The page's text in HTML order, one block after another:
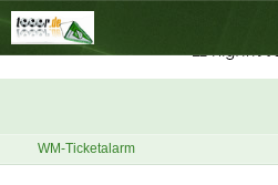
WM-Ticketalarm